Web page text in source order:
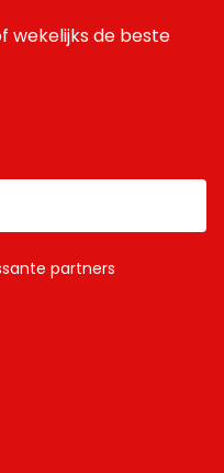
wekelijks de beste
partners